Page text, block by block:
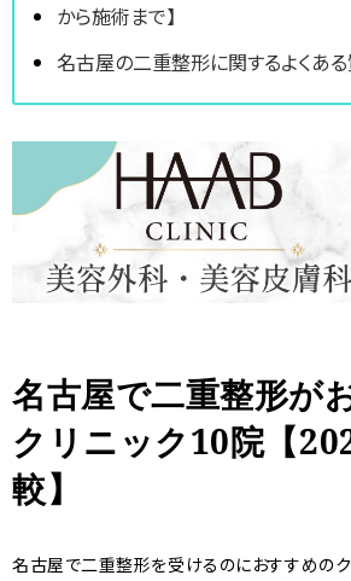
から施術まで】
名古屋の二重整形に関するよくある
名古屋で二重整形が
クリニック10院【
較】
名古屋で二重整形を受けるのにおすすめのク